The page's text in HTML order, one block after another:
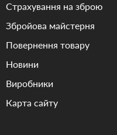
Страхування на зброю
Збройова майстерня
Повернення товару
Новини
Виробники
Карта сайту